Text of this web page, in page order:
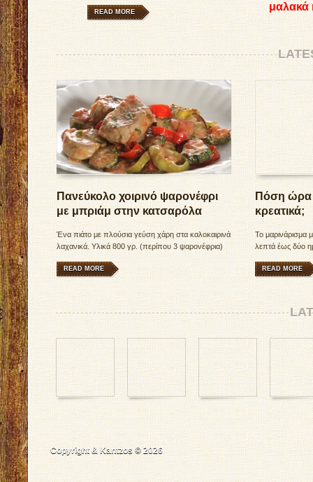
READ MORE
μαλακά
Πανεύκολο χοιρινό ψαρονέφρι
με μπριάμ στην κατσαρόλα
Ένα πιάτο με πλούσια γεύση χάρη στα καλοκαιρινά
λαχανικά. Υλικά 800 γρ. (περίπου 3 ψαρονέφρια)
κομμένα σε μέτριες ροδέλες πάχους 2
READ MORE
Πόση ώρα
κρεατικά;
Το μαρινάρισμα
λεπτά έως δύο
κομμάτια (π.χ.
READ MORE
Copyright & Kantzos © 2026